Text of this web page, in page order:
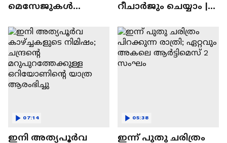
മെസേജുകള്‍
WhatsApp | Tech Talk
റീചാർജും ചെയ്യാം |
Tech Talk
ഇനി അത്യപൂര്‍വ
07:14
ഇന്ന് പുതു ചരിത്രം
05:38